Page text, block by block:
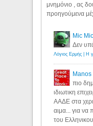
μνημόνιο , ας
προηγούμενα
Mic Mic
Δεν
πιο
ιδιωτικη
ΑΑΔΕ στα
αιμα... για να
του